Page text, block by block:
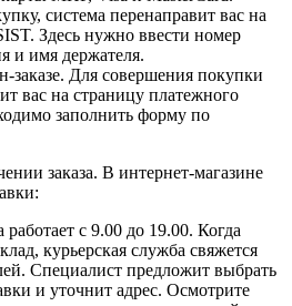
система перенаправит вас на
Здесь нужно ввести номер
и имя держателя.
Для совершения покупки
вас на страницу платежного
заполнить форму по
заказа. В интернет-магазине
работает с 9.00 до 19.00. Когда
курьерская служба свяжется
Специалист предложит выбрать
и уточнит адрес. Осмотрите